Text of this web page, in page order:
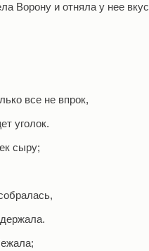
Ворону и отняла у нее
все не впрок,
уголок.
сыру;